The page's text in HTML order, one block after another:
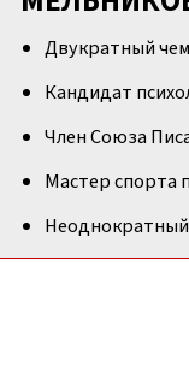
Двукратный
Кандидат
Член Союза
Мастер спорта